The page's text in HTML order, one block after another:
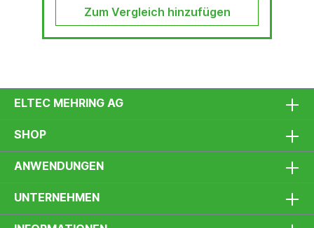
Zum Vergleich hinzufügen
ELTEC MEHRING AG
SHOP
ANWENDUNGEN
UNTERNEHMEN